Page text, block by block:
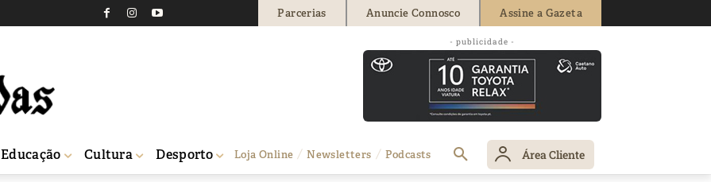
Parcerias Anuncie Connosco Assine a Gazeta
- publicidade -
Educação Cultura Desporto Loja Online Newsletters Podcasts Área Cliente